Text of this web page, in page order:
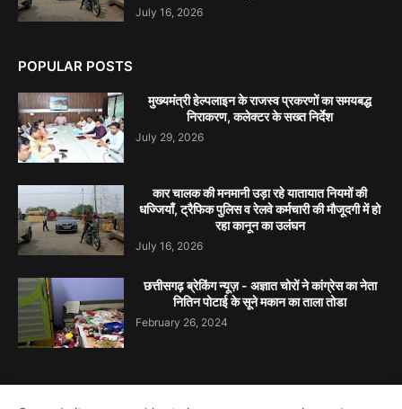
July 16, 2026
POPULAR POSTS
मुख्यमंत्री हेल्पलाइन के राजस्व प्रकरणों का समयबद्ध
निराकरण, कलेक्टर के सख्त निर्देश
July 29, 2026
कार चालक की मनमानी उड़ा रहे यातायात नियमों की
धज्जियाँ, ट्रैफिक पुलिस व रेलवे कर्मचारी की मौजूदगी में हो
रहा कानून का उलंघन
July 16, 2026
छत्तीसगढ़ ब्रेकिंग न्यूज़ - अज्ञात चोरों ने कांग्रेस का नेता
नितिन पोटाई के सूने मकान का ताला तोडा
February 26, 2024